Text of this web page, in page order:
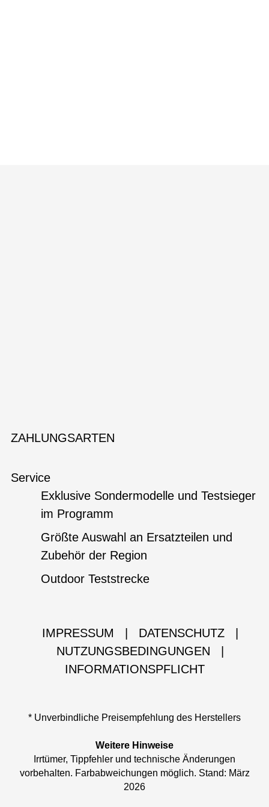
ZAHLUNGSARTEN
Service
Exklusive Sondermodelle und Testsieger
im Programm
Größte Auswahl an Ersatzteilen und
Zubehör der Region
Outdoor Teststrecke
IMPRESSUM DATENSCHUTZ
NUTZUNGSBEDINGUNGEN
INFORMATIONSPFLICHT
* Unverbindliche Preisempfehlung des Herstellers
Weitere Hinweise
Irrtümer, Tippfehler und technische Änderungen
vorbehalten. Farbabweichungen möglich. Stand: März
2026